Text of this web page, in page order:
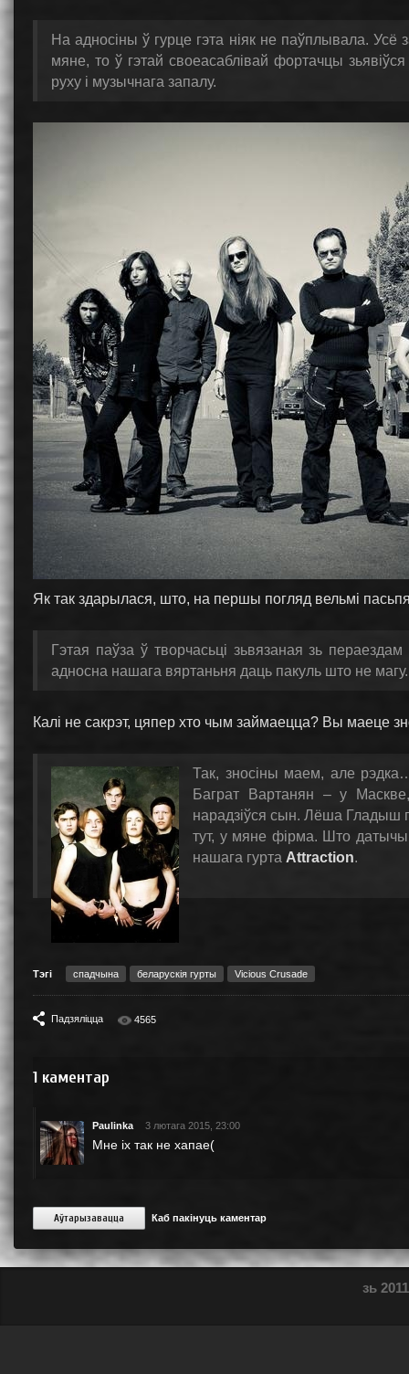
На адносіны ў гурце гэта ніяк не паўплывала.
мяне, то ў гэтай своеасаблівай фортачцы
руху і музычнага запалу.
Як так здарылася, што, на першы погляд вельмі
Гэтая паўза ў творчасьці зьвязаная зь
адносна нашага вяртаньня даць пакуль што не магу.
Калі не сакрэт, цяпер хто чым займаецца? Вы маеце
Так, зносіны маем, але
Баграт Вартанян – у
нарадзіўся сын. Лёша Гладыш
тут, у мяне фірма. Што
нашага гурта Attraction.
Тэгі спадчына беларускія гурты Vicious Crusade
Падзяліцца 4565
1 каментар
Paulinka 3 лютага 2015, 23:00
Мне іх так не хапае(
Аўтарызавацца Каб пакінуць каментар
зь 2011